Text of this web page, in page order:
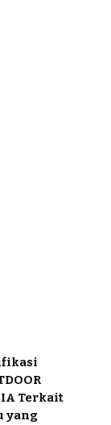
Terkait
yang